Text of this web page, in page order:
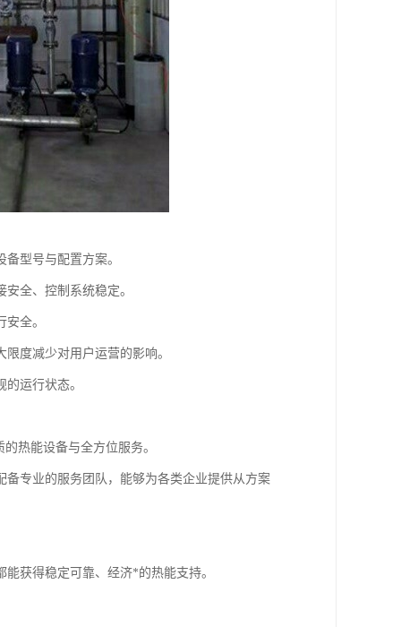
型号与配置方案。
全、控制系统稳定。
全。
度减少对用户运营的影响。
运行状态。
热能设备与全方位服务。
专业的服务团队，能够为各类企业提供从方案
获得稳定可靠、经济*的热能支持。